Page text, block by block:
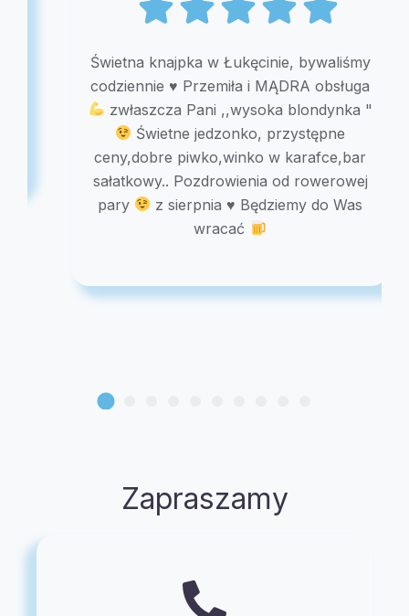
Świetna knajpka w Łukęcinie, bywaliśmy
codziennie♥️Przemiła i MĄDRA obsługa
zwłaszcza Pani ,,wysoka blondynka "
Świetne jedzonko, przystępne
ceny,dobre piwko,winko w karafce,bar
sałatkowy.. Pozdrowienia od rowerowej
pary
z sierpnia♥️Będziemy do Was
wracać
Zapraszamy